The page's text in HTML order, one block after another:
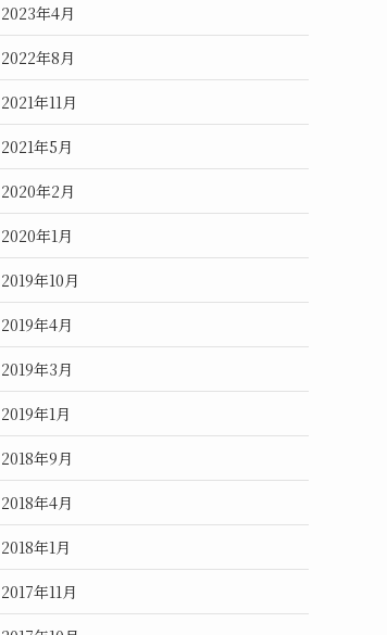
2023年4月
2022年8月
2021年11月
2021年5月
2020年2月
2020年1月
2019年10月
2019年4月
2019年3月
2019年1月
2018年9月
2018年4月
2018年1月
2017年11月